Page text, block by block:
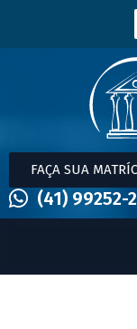
FAÇA SUA
(41) 99252-